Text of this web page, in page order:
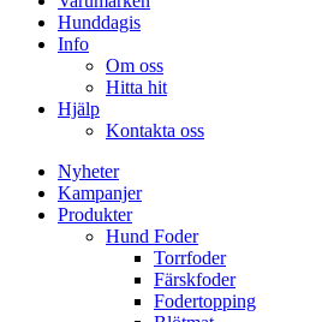
Hunddagis
Info
Om oss
Hitta hit
Hjälp
Kontakta oss
Nyheter
Kampanjer
Produkter
Hund Foder
Torrfoder
Färskfoder
Fodertopping